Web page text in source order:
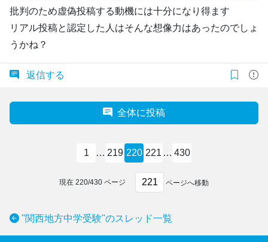
批判のため虚偽投稿する動機には十分になり得ます
リアル投稿と認定した人はそんな想像力はあったのでしょ
うかね？
返信する
全体に投稿
1 … 219 220 221 … 430
現在 220/430 ページ ページへ移動
"関西地方中学受験"のスレッド一覧